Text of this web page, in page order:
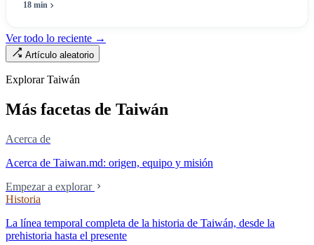
máximo una enfermera», pero no puede escribir «si existe esa
Ley de Médicos, es la ley raíz sobre cómo existe la institución del
«hospital» en Taiwán, y la tensión sin resolver durante cuarenta años
mercado.
18 min
Ver todo lo reciente →
Artículo aleatorio
Explorar Taiwán
Más facetas de Taiwán
Acerca de
Acerca de Taiwan.md: origen, equipo y misión
Empezar a explorar
Historia
La línea temporal completa de la historia de Taiwán, desde la
prehistoria hasta el presente